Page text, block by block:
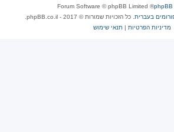
phpBB
® Forum Software © phpBB Limited
. כל הזכויות שמורות © 2017 - phpBB.co.il.
מדיניות הפרטיות | תנאי שימוש